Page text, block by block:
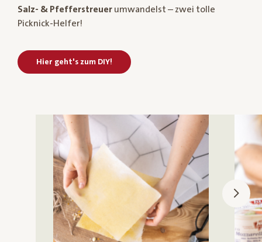
Salz- & Pfefferstreuer umwandelst – zwei tolle
Picknick-Helfer!
Hier geht's zum DIY!